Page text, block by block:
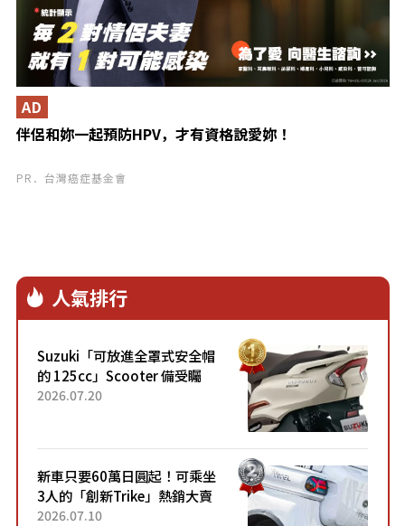
伴侶和妳一起預防HPV，才有資格說愛妳！
AD
PR．台灣癌症基金會
人氣排行
Suzuki「可放進全罩式安全帽
的 125cc」Scooter 備受矚
目！採用全新流線設計與各項
2026.07.20
新車只要60萬日圓起！可乘坐
3人的「創新Trike」熱銷大賣
成為人氣車款！「養車成本真
2026.07.10